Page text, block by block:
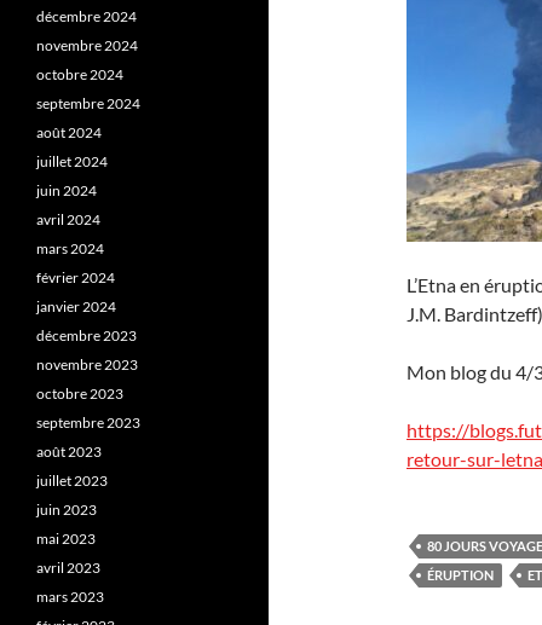
L’Etna en
J.M.
Mon blog du 4/
https://
retour-sur-
80 JOURS
ÉRUPTION
décembre 2024
novembre 2024
octobre 2024
septembre 2024
août 2024
juillet 2024
juin 2024
avril 2024
mars 2024
février 2024
janvier 2024
décembre 2023
novembre 2023
octobre 2023
septembre 2023
août 2023
juillet 2023
juin 2023
mai 2023
avril 2023
mars 2023